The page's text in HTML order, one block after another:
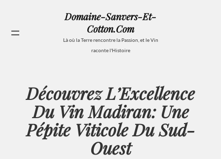
contenu
Domaine-Sanvers-Et-
Cotton.com
Là où la Terre rencontre la Passion, et le Vin
raconte l'Histoire
Découvrez L’Excellence
Du Vin Madiran: Une
Pépite Viticole Du Sud-
Ouest